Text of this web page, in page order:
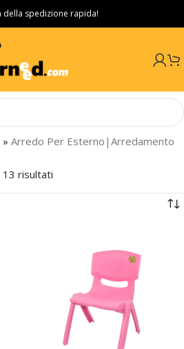
spedizione rapida!
» Arredo Per Esterno|Arredamento
13 risultati